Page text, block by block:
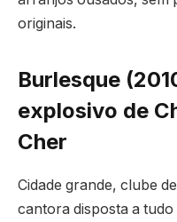
originais.
Burlesque
explosivo de
Cher
Cidade grande, clube
cantora disposta a